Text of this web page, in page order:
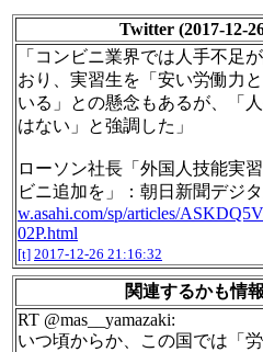
Twitter (2017-12-
「コンビニ業界では人手不足
おり、実習生を「安い労働力
いる」との懸念もあるが、「
はない」と強調した」
ローソン社長「外国人技能実
ビニ追加を」：朝日新聞デジ
w.asahi.com/sp/articles/
02P.html
[t] 2017-12-26 21:16:32
関連するかも情報
RT @mas__yamazaki:
いつ頃からか、この国では「